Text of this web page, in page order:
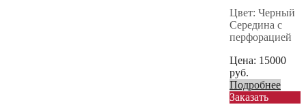
Цвет: Черный
Середина с
перфорацией
Цена: 15000
руб.
Подробнее
Заказать